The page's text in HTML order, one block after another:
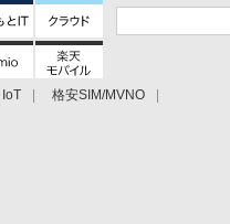
IoT
格安SIM/MVNO